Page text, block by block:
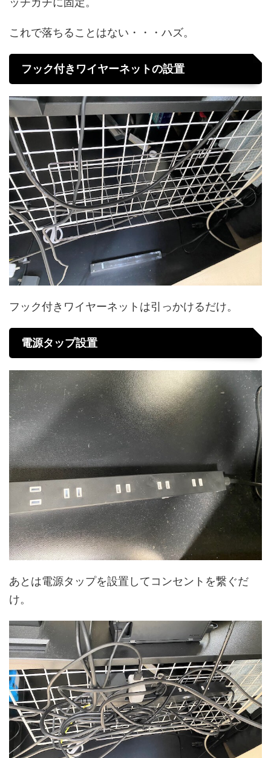
これで落ちることはない・・・ハズ。
フック付きワイヤーネットの設置
フック付きワイヤーネットは引っかけるだけ。
電源タップ設置
あとは電源タップを設置してコンセントを繋ぐだ
け。